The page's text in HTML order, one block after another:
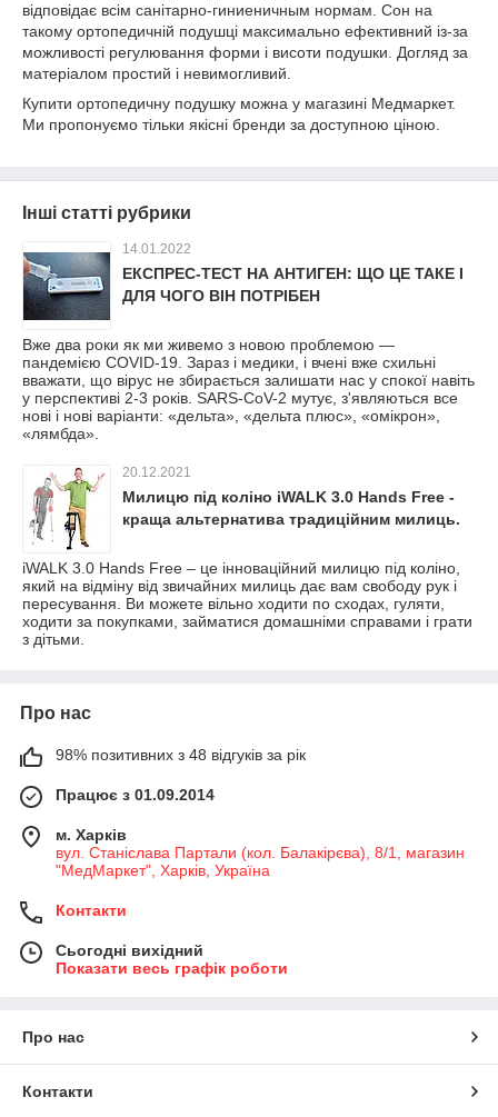
відповідає всім санітарно-гиниеничным нормам. Сон на
такому ортопедичній подушці максимально ефективний із-за
можливості регулювання форми і висоти подушки. Догляд за
матеріалом простий і невимогливий.
Купити ортопедичну подушку можна у магазині Медмаркет.
Ми пропонуємо тільки якісні бренди за доступною ціною.
Інші статті рубрики
14.01.2022
ЕКСПРЕС-ТЕСТ НА АНТИГЕН: ЩО ЦЕ ТАКЕ І
ДЛЯ ЧОГО ВІН ПОТРІБЕН
Вже два роки як ми живемо з новою проблемою —
пандемією COVID-19. Зараз і медики, і вчені вже схильні
вважати, що вірус не збирається залишати нас у спокої навіть
у перспективі 2-3 років. SARS-CoV-2 мутує, з'являються все
нові і нові варіанти: «дельта», «дельта плюс», «омікрон»,
«лямбда».
20.12.2021
Милицю під коліно iWALK 3.0 Hands Free -
краща альтернатива традиційним милиць.
iWALK 3.0 Hands Free – це інноваційний милицю під коліно,
який на відміну від звичайних милиць дає вам свободу рук і
пересування. Ви можете вільно ходити по сходах, гуляти,
ходити за покупками, займатися домашніми справами і грати
з дітьми.
Про нас
98% позитивних з 48 відгуків за рік
Працює з 01.09.2014
м. Харків
вул. Станіслава Партали (кол. Балакірєва), 8/1, магазин
"МедМаркет", Харків, Україна
Контакти
Сьогодні вихідний
Показати весь графік роботи
Про нас
Контакти